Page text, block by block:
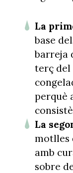
La
base
barreja
terç del
perquè
La
motlles
amb
sobre